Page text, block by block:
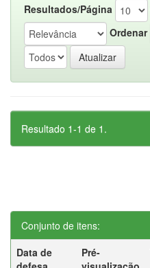
Resultados/Página
Ordenar
Resultado 1-1 de 1.
Conjunto de itens:
Data de
Pré-